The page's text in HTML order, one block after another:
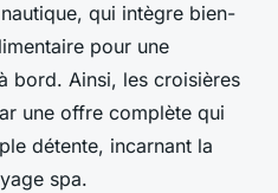
qui intègre bien-
pour une
bord. Ainsi, les croisières
une offre complète qui
détente, incarnant la
spa.